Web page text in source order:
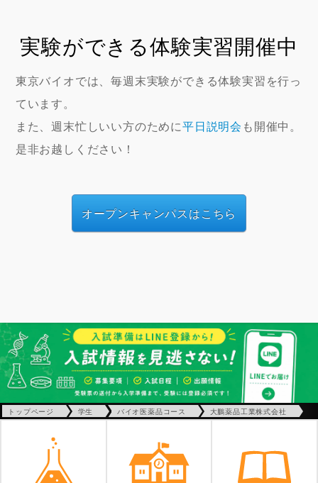
実験ができる体験実習開催中
東京バイオでは、毎週末実験ができる体験実習を行っ
ています。
また、週末忙しいい方のために平日説明会 も開催中。
是非お越しください！
オープンキャンパスはこちら
トップページ 学生 バイオ医薬品コース 大鵬薬品工業株式会社